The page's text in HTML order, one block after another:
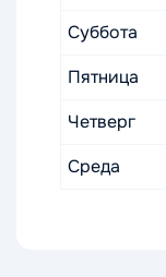
Суббота
Пятница
Четверг
Среда